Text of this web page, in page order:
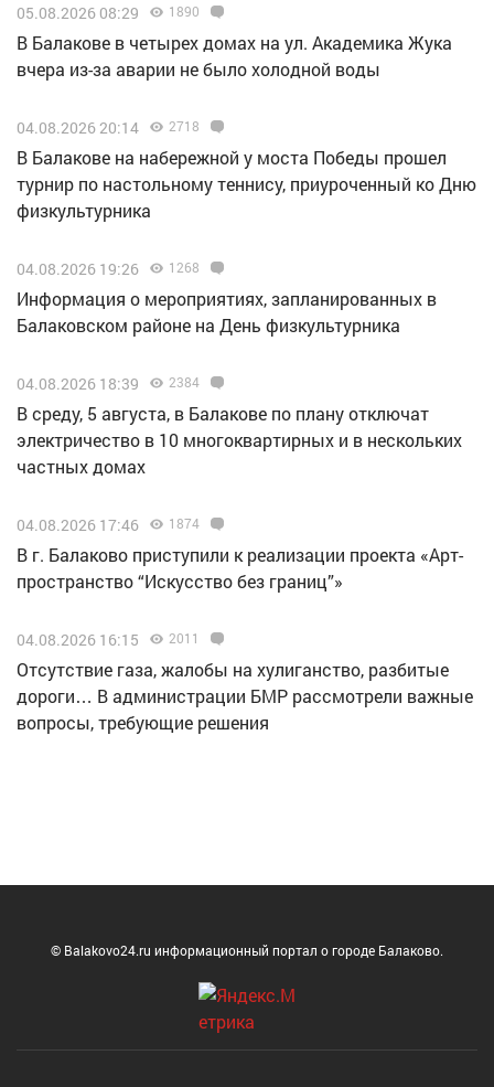
05.08.2026 08:29 1890
В Балакове в четырех домах на ул. Академика Жука
вчера из-за аварии не было холодной воды
04.08.2026 20:14 2718
В Балакове на набережной у моста Победы прошел
турнир по настольному теннису, приуроченный ко Дню
физкультурника
04.08.2026 19:26 1268
Информация о мероприятиях, запланированных в
Балаковском районе на День физкультурника
04.08.2026 18:39 2384
В среду, 5 августа, в Балакове по плану отключат
электричество в 10 многоквартирных и в нескольких
частных домах
04.08.2026 17:46 1874
В г. Балаково приступили к реализации проекта «Арт-
пространство “Искусство без границ”»
04.08.2026 16:15 2011
Отсутствие газа, жалобы на хулиганство, разбитые
дороги… В администрации БМР рассмотрели важные
вопросы, требующие решения
© Balakovo24.ru информационный портал о городе Балаково.